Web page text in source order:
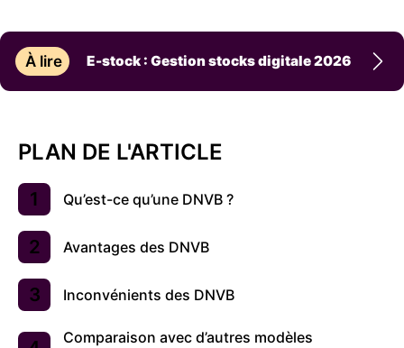
À lire E-stock : Gestion stocks digitale 2026
PLAN DE L'ARTICLE
Qu’est-ce qu’une DNVB ?
Avantages des DNVB
Inconvénients des DNVB
Comparaison avec d’autres modèles